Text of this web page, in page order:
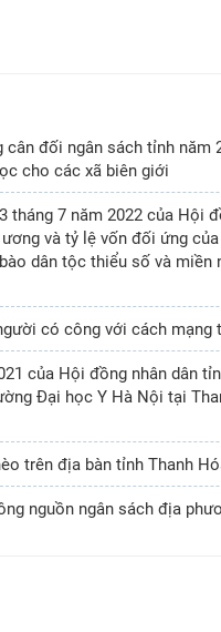
đối ngân sách tỉnh năm
cho các xã biên giới
7 năm 2022 của Hội
và tỷ lệ vốn đối ứng
dân tộc thiểu số và miền
có công với cách mạng
của Hội đồng nhân dân
Đại học Y Hà Nội tại
trên địa bàn tỉnh Thanh
nguồn ngân sách địa